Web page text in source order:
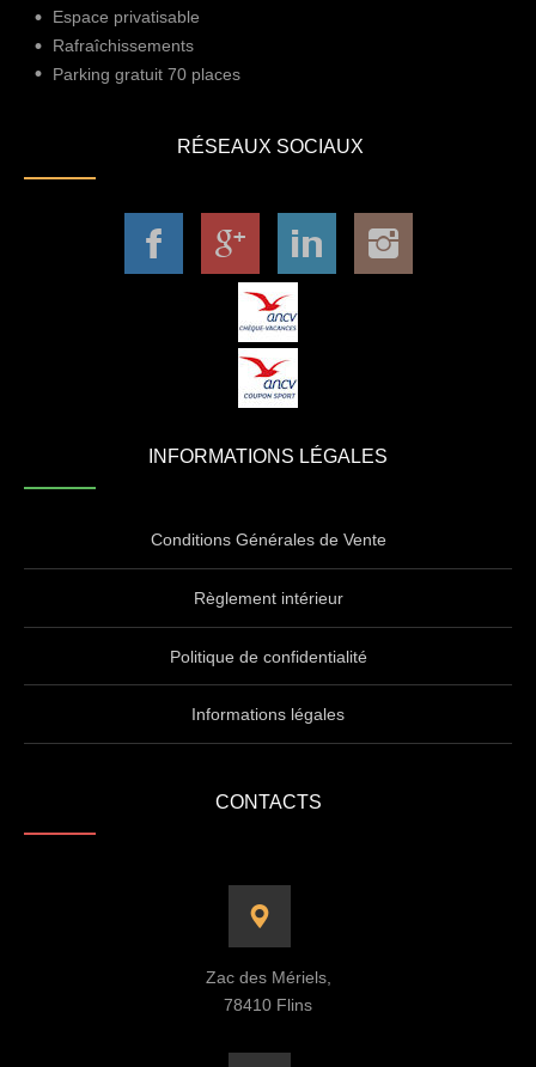
Espace privatisable
Rafraîchissements
Parking gratuit 70 places
RÉSEAUX SOCIAUX
INFORMATIONS LÉGALES
Conditions Générales de Vente
Règlement intérieur
Politique de confidentialité
Informations légales
CONTACTS
Zac des Mériels,
78410 Flins